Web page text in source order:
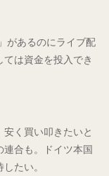
があるのにライブ配
は資金を投入でき
く買い叩きたいと
合も。ドイツ本国
たい。